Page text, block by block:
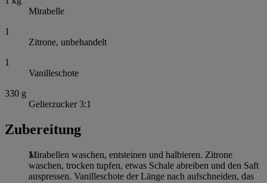
Mirabelle
1
Zitrone, unbehandelt
1
Vanilleschote
330 g
Gelierzucker 3:1
Zubereitung
Mirabellen waschen, entsteinen und halbieren. Zitrone
waschen, trocken tupfen, etwas Schale abreiben und den Saft
auspressen. Vanilleschote der Länge nach aufschneiden, das